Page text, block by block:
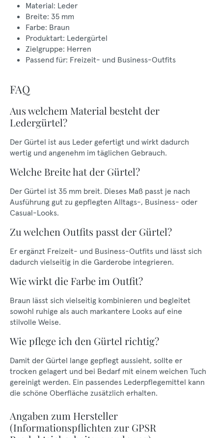
Material: Leder
Breite: 35 mm
Farbe: Braun
Produktart: Ledergürtel
Zielgruppe: Herren
Passend für: Freizeit- und Business-Outfits
FAQ
Aus welchem Material besteht der
Ledergürtel?
Der Gürtel ist aus Leder gefertigt und wirkt dadurch
wertig und angenehm im täglichen Gebrauch.
Welche Breite hat der Gürtel?
Der Gürtel ist 35 mm breit. Dieses Maß passt je nach
Ausführung gut zu gepflegten Alltags-, Business- oder
Casual-Looks.
Zu welchen Outfits passt der Gürtel?
Er ergänzt Freizeit- und Business-Outfits und lässt sich
dadurch vielseitig in die Garderobe integrieren.
Wie wirkt die Farbe im Outfit?
Braun lässt sich vielseitig kombinieren und begleitet
sowohl ruhige als auch markantere Looks auf eine
stilvolle Weise.
Wie pflege ich den Gürtel richtig?
Damit der Gürtel lange gepflegt aussieht, sollte er
trocken gelagert und bei Bedarf mit einem weichen Tuch
gereinigt werden. Ein passendes Lederpflegemittel kann
die schöne Oberfläche zusätzlich erhalten.
Angaben zum Hersteller
(Informationspflichten zur GPSR